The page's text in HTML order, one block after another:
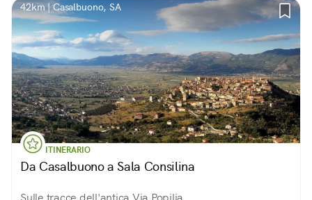
42km | Casalbuono, SA
ITINERARIO
Da Casalbuono a Sala Consilina